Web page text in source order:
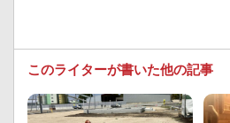
このライターが書いた他の記事